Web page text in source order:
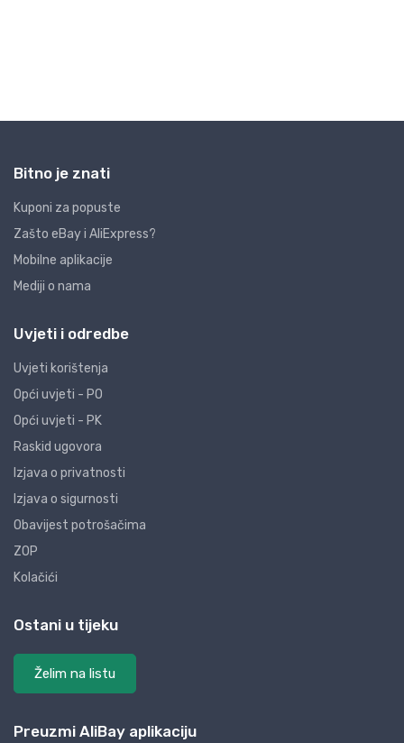
Bitno je znati
Kuponi za popuste
Zašto eBay i AliExpress?
Mobilne aplikacije
Mediji o nama
Uvjeti i odredbe
Uvjeti korištenja
Opći uvjeti - PO
Opći uvjeti - PK
Raskid ugovora
Izjava o privatnosti
Izjava o sigurnosti
Obavijest potrošačima
ZOP
Kolačići
Ostani u tijeku
Želim na listu
Preuzmi AliBay aplikaciju